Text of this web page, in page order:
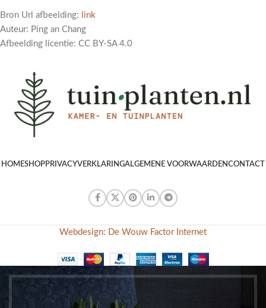
Bron Url afbeelding:
link
Auteur: Ping an Chang
Afbeelding licentie: CC BY-SA 4.0
HOMESHOPPRIVACYVERKLARINGALGEMENE VOORWAARDENCONTACT
Webdesign: De Wouw Factor Internet